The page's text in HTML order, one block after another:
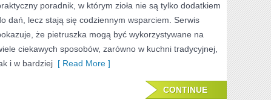
poradnik, w którym zioła nie są tylko dodatkiem
dań, lecz stają się codziennym wsparciem. Serwis
że pietruszka mogą być wykorzystywane na
ciekawych sposobów, zarówno w kuchni tradycyjnej,
i w bardziej [ Read More ]
CONTINUE